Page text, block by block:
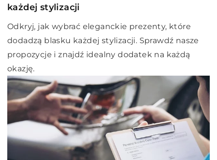
każdej stylizacji
Odkryj, jak wybrać eleganckie prezenty, które
dodadzą blasku każdej stylizacji. Sprawdź nasze
propozycje i znajdź idealny dodatek na każdą
okazję.